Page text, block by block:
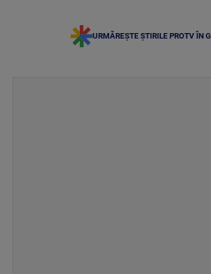
URMĂREȘTE ȘTIRILE PROTV ÎN